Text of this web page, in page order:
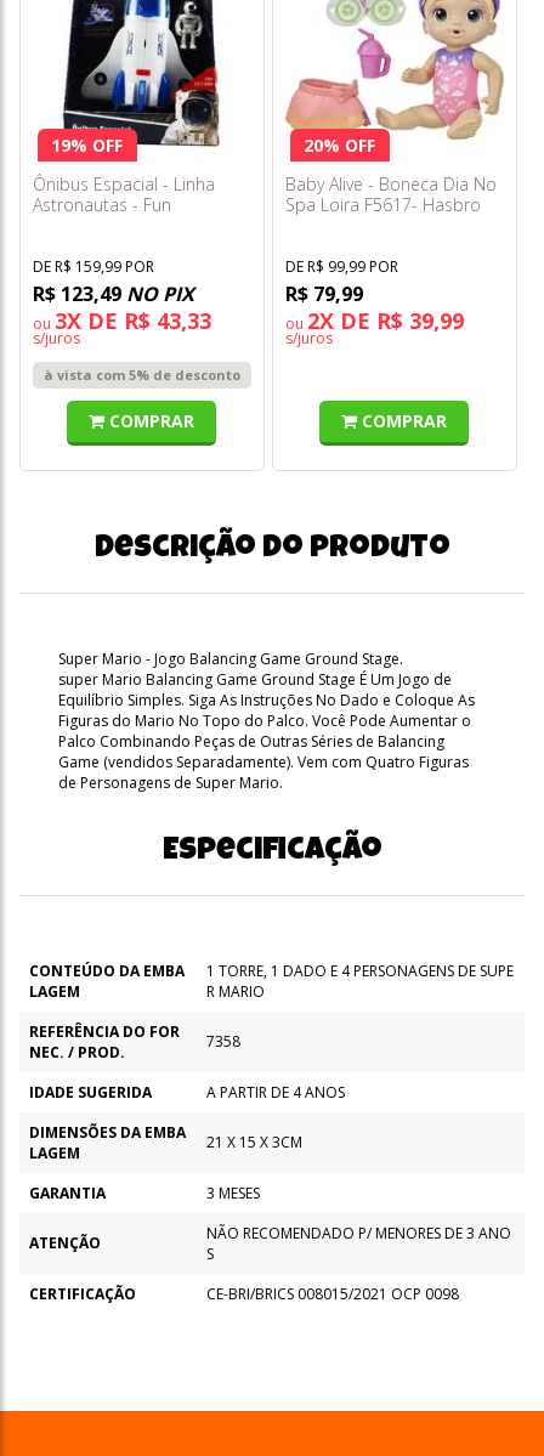
19% OFF
Ônibus Espacial - Linha
Astronautas - Fun
DE R$ 159,99 POR
R$ 123,49 NO PIX
ou 3X DE R$ 43,33
s/juros
à vista com 5% de desconto
COMPRAR
20% OFF
Baby Alive - Boneca Dia No
Spa Loira F5617- Hasbro
DE R$ 99,99 POR
R$ 79,99
ou 2X DE R$ 39,99
s/juros
COMPRAR
Descrição do produto
Super Mario - Jogo Balancing Game Ground Stage.
super Mario Balancing Game Ground Stage É Um Jogo de
Equilíbrio Simples. Siga As Instruções No Dado e Coloque As
Figuras do Mario No Topo do Palco. Você Pode Aumentar o
Palco Combinando Peças de Outras Séries de Balancing
Game (vendidos Separadamente). Vem com Quatro Figuras
de Personagens de Super Mario.
Especificação
CONTEÚDO DA EMBA
LAGEM
1 TORRE, 1 DADO E 4 PERSONAGENS DE SUPE
R MARIO
REFERÊNCIA DO FOR
NEC. / PROD.
7358
IDADE SUGERIDA
A PARTIR DE 4 ANOS
DIMENSÕES DA EMBA
LAGEM
21 X 15 X 3CM
GARANTIA 3 MESES
ATENÇÃO
NÃO RECOMENDADO P/ MENORES DE 3 ANO
S
CERTIFICAÇÃO
CE-BRI/BRICS 008015/2021 OCP 0098